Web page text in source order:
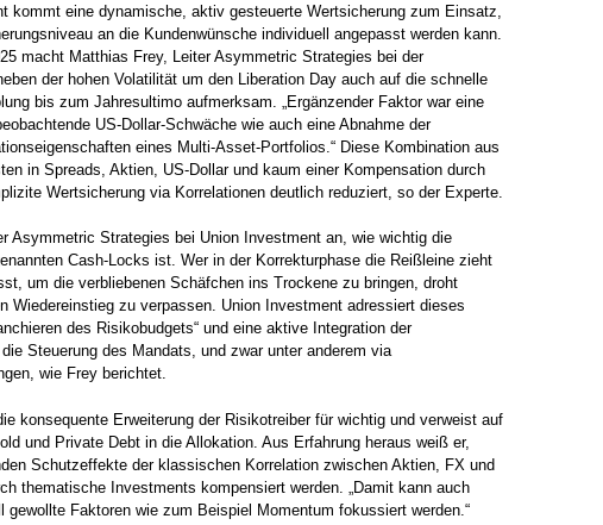
kommt eine dynamische, aktiv gesteuerte Wertsicherung zum Einsatz,
an die Kundenwünsche individuell angepasst werden kann.
macht Matthias Frey, Leiter Asymmetric Strategies bei der
der hohen Volatilität um den Liberation Day auch auf die schnelle
bis zum Jahresultimo aufmerksam. „Ergänzender Faktor war eine
US-Dollar-Schwäche wie auch eine Abnahme der
eines Multi-Asset-Portfolios.“ Diese Kombination aus
in Spreads, Aktien, US-Dollar und kaum einer Kompensation durch
Wertsicherung via Korrelationen deutlich reduziert, so der Experte.
Asymmetric Strategies bei Union Investment an, wie wichtig die
Cash-Locks ist. Wer in der Korrekturphase die Reißleine zieht
um die verbliebenen Schäfchen ins Trockene zu bringen, droht
Wiedereinstieg zu verpassen. Union Investment adressiert dieses
des Risikobudgets“ und eine aktive Integration der
Steuerung des Mandats, und zwar unter anderem via
wie Frey berichtet.
konsequente Erweiterung der Risikotreiber für wichtig und verweist auf
und Private Debt in die Allokation. Aus Erfahrung heraus weiß er,
Schutzeffekte der klassischen Korrelation zwischen Aktien, FX und
thematische Investments kompensiert werden. „Damit kann auch
gewollte Faktoren wie zum Beispiel Momentum fokussiert werden.“